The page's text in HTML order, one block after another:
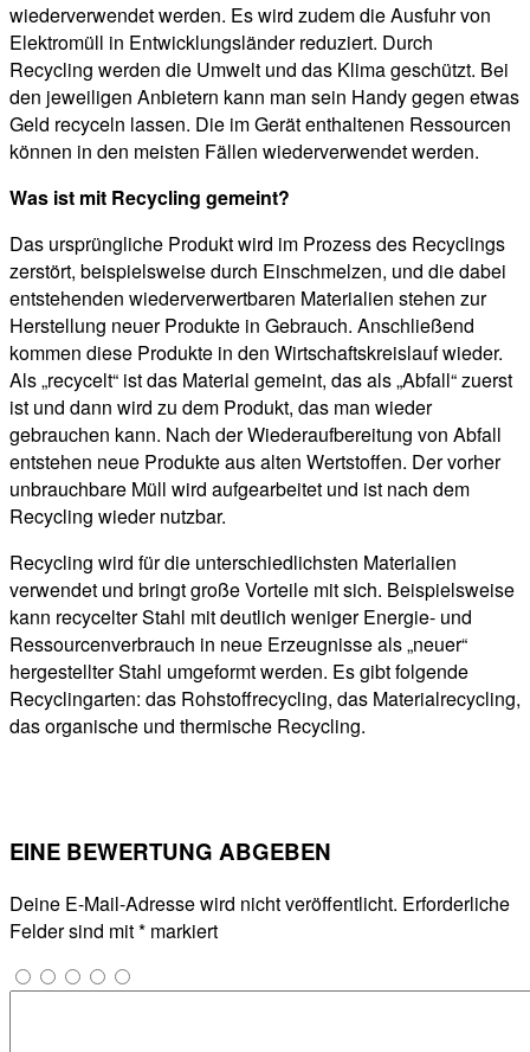
wiederverwendet werden. Es wird zudem die Ausfuhr von
Elektromüll in Entwicklungsländer reduziert. Durch
Recycling werden die Umwelt und das Klima geschützt. Bei
den jeweiligen Anbietern kann man sein Handy gegen etwas
Geld recyceln lassen. Die im Gerät enthaltenen Ressourcen
können in den meisten Fällen wiederverwendet werden.
Was ist mit Recycling gemeint?
Das ursprüngliche Produkt wird im Prozess des Recyclings
zerstört, beispielsweise durch Einschmelzen, und die dabei
entstehenden wiederverwertbaren Materialien stehen zur
Herstellung neuer Produkte in Gebrauch. Anschließend
kommen diese Produkte in den Wirtschaftskreislauf wieder.
Als „recycelt“ ist das Material gemeint, das als „Abfall“ zuerst
ist und dann wird zu dem Produkt, das man wieder
gebrauchen kann. Nach der Wiederaufbereitung von Abfall
entstehen neue Produkte aus alten Wertstoffen. Der vorher
unbrauchbare Müll wird aufgearbeitet und ist nach dem
Recycling wieder nutzbar.
Recycling wird für die unterschiedlichsten Materialien
verwendet und bringt große Vorteile mit sich. Beispielsweise
kann recycelter Stahl mit deutlich weniger Energie- und
Ressourcenverbrauch in neue Erzeugnisse als „neuer“
hergestellter Stahl umgeformt werden. Es gibt folgende
Recyclingarten: das Rohstoffrecycling, das Materialrecycling,
das organische und thermische Recycling.
EINE BEWERTUNG ABGEBEN
Deine E-Mail-Adresse wird nicht veröffentlicht. Erforderliche
Felder sind mit* markiert